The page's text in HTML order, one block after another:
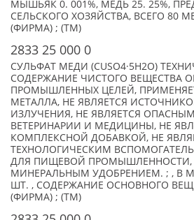
МЫШЬЯК 0. 001%, МЕДЬ 25. 25%,
СЕЛЬСКОГО ХОЗЯЙСТВА, ВСЕГО 80
(ФИРМА) ; (TM)
2833 25 000 0
СУЛЬФАТ МЕДИ (CUSO4·5H2O)
СОДЕРЖАНИЕ ЧИСТОГО ВЕЩЕСТВА
ПРОМЫШЛЕННЫХ ЦЕЛЕЙ,
МЕТАЛЛА, НЕ ЯВЛЯЕТСЯ
ИЗЛУЧЕНИЯ, НЕ ЯВЛЯЕТСЯ
ВЕТЕРИНАРИИ И МЕДИЦИНЫ, НЕ
КОМПЛЕКСНОЙ ДОБАВКОЙ, НЕ
ТЕХНОЛОГИЧЕСКИМ
ДЛЯ ПИЩЕВОЙ ПРОМЫШЛЕННОСТИ,
МИНЕРАЛЬНЫМ УДОБРЕНИЕМ. ; , В
ШТ. , СОДЕРЖАНИЕ ОСНОВНОГО
(ФИРМА) ; (TM)